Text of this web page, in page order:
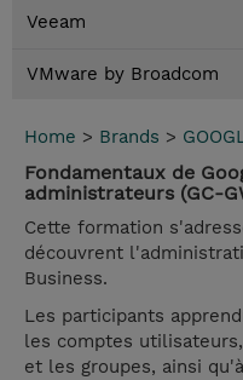
Veeam
VMware by Broadcom
Home > Brands >
Fondamentaux de
administrateurs (GC-
Cette formation
découvrent
Business.
Les participants
les comptes
et les groupes, ainsi